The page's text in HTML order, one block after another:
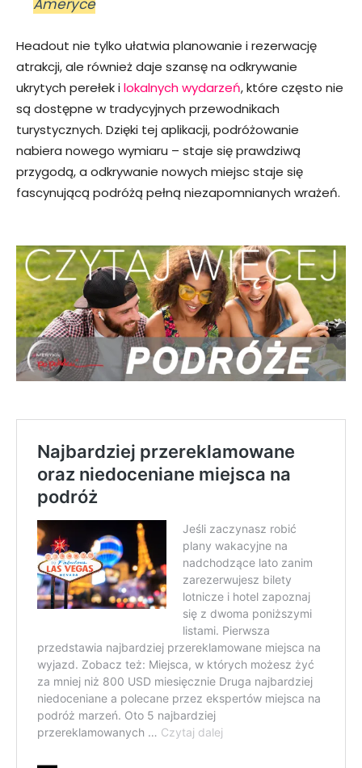
Ameryce
Headout nie tylko ułatwia planowanie i rezerwację
atrakcji, ale również daje szansę na odkrywanie
ukrytych perełek ilokalnych wydarzeń, które często nie
są dostępne w tradycyjnych przewodnikach
turystycznych. Dzięki tej aplikacji, podróżowanie
nabiera nowego wymiaru – staje się prawdziwą
przygodą, a odkrywanie nowych miejsc staje się
fascynującą podróżą pełną niezapomnianych wrażeń.